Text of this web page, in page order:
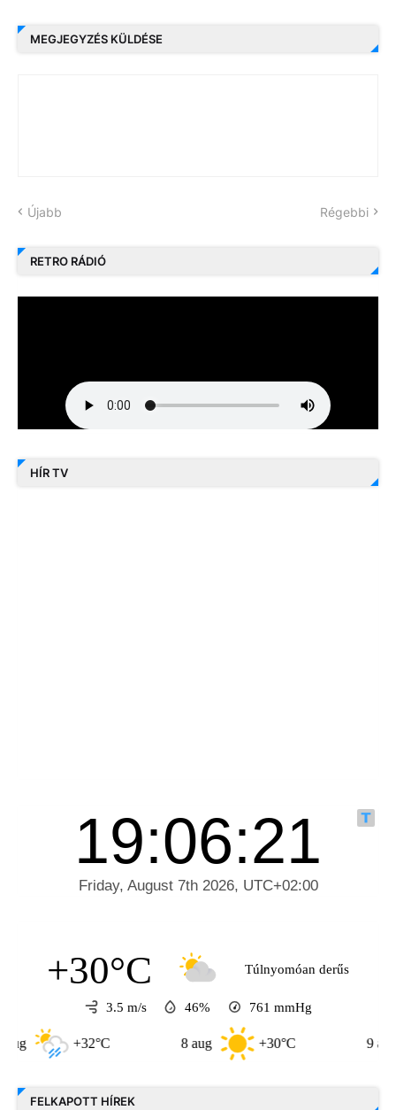
MEGJEGYZÉS KÜLDÉSE
Újabb Régebbi
RETRO RÁDIÓ
HÍR TV
+30°C Túlnyomóan derűs
3.5 m/s 46% 761 mmHg
+32°C +30°C
FELKAPOTT HÍREK